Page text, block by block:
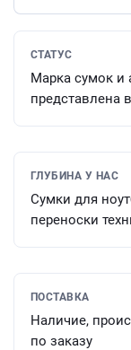
СТАТУС
Марка сумок и
представлена
ГЛУБИНА У НАС
Сумки для
переноски
ПОСТАВКА
Наличие,
по заказу